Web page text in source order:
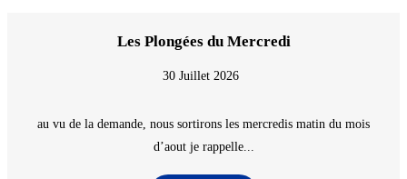
Les Plongées du Mercredi
30 Juillet 2026
au vu de la demande, nous sortirons les mercredis matin du mois
d’aout je rappelle...